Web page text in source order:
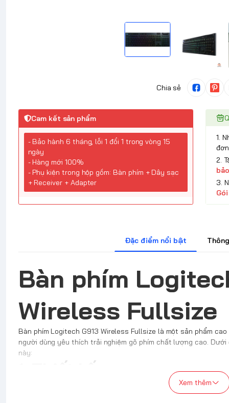
Chia sẻ
Cam kết sản phẩm
- Bảo hành 6 tháng, lỗi 1 đổi 1 trong vòng 15
ngày
- Hàng mới 100%
- Phụ kiện trong hộp gồm: Bàn phím + Dây sạc
+ Receiver + Adapter
1.
2.
3.
Đặc điểm nổi bật
Bàn phím
Wireless Fullsize
Bàn phím Logitech G913 Wireless Fullsize là một sản phẩm
người dùng yêu thích trải nghiệm gõ phím chất lượng cao.
này:
Logitech G913 được thiết kế với cấu trúc
Xem thêm